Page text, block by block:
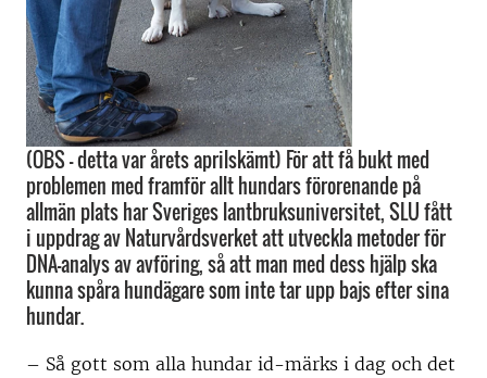
(OBS - detta var årets aprilskämt) För att få bukt med
problemen med framför allt hundars förorenande på
allmän plats har Sveriges lantbruksuniversitet, SLU fått
i uppdrag av Naturvårdsverket att utveckla metoder för
DNA-analys av avföring, så att man med dess hjälp ska
kunna spåra hundägare som inte tar upp bajs efter sina
hundar.
– Så gott som alla hundar id-märks i dag och det